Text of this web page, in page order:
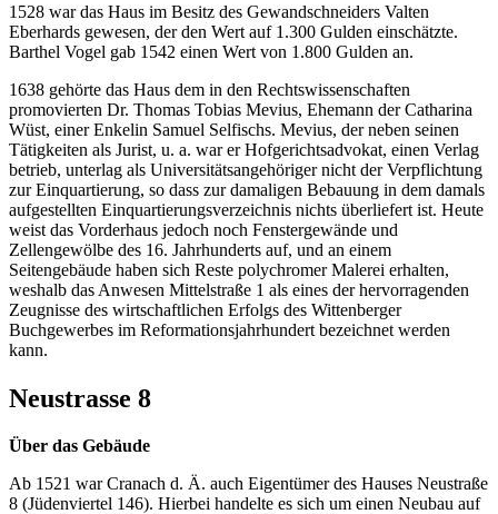
1528 war das Haus im Besitz des Gewandschneiders Valten
Eberhards gewesen, der den Wert auf 1.300 Gulden einschätzte.
Barthel Vogel gab 1542 einen Wert von 1.800 Gulden an.
1638 gehörte das Haus dem in den Rechtswissenschaften
promovierten Dr. Thomas Tobias Mevius, Ehemann der Catharina
Wüst, einer Enkelin Samuel Selfischs. Mevius, der neben seinen
Tätigkeiten als Jurist, u. a. war er Hofgerichtsadvokat, einen Verlag
betrieb, unterlag als Universitätsangehöriger nicht der Verpflichtung
zur Einquartierung, so dass zur damaligen Bebauung in dem damals
aufgestellten Einquartierungsverzeichnis nichts überliefert ist. Heute
weist das Vorderhaus jedoch noch Fenstergewände und
Zellengewölbe des 16. Jahrhunderts auf, und an einem
Seitengebäude haben sich Reste polychromer Malerei erhalten,
weshalb das Anwesen Mittelstraße 1 als eines der hervorragenden
Zeugnisse des wirtschaftlichen Erfolgs des Wittenberger
Buchgewerbes im Reformationsjahrhundert bezeichnet werden
kann.
Neustrasse 8
Über das Gebäude
Ab 1521 war Cranach d. Ä. auch Eigentümer des Hauses Neustraße
8 (Jüdenviertel 146). Hierbei handelte es sich um einen Neubau auf